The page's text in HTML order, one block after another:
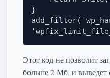
}
Этот код не позволит
больше 2 Мб, и выведет